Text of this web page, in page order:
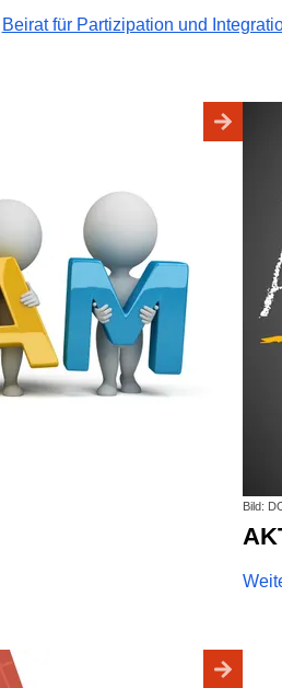
Beirat für Partizipation und
Bild: